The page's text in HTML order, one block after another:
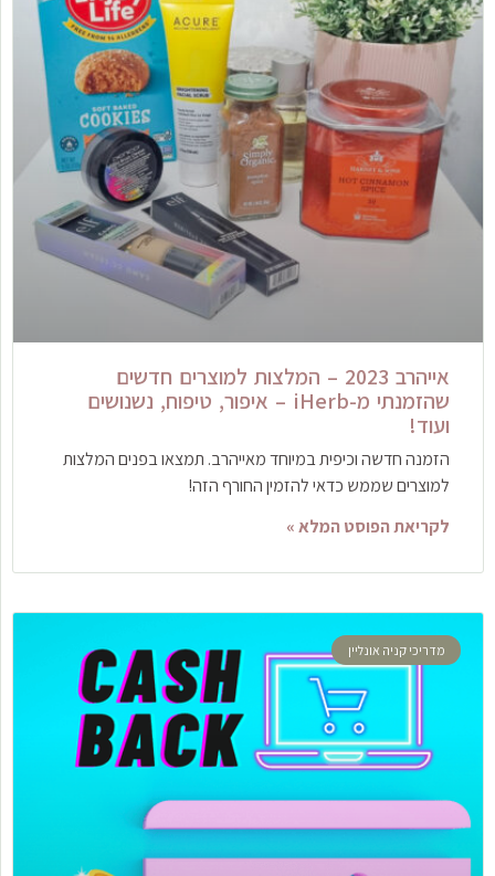
אייהרב 2023 – המלצות למוצרים חדשים
שהזמנתי מ-iHerb – איפור, טיפוח, נשנושים
ועוד!
הזמנה חדשה וכיפית במיוחד מאייהרב. תמצאו בפנים המלצות
למוצרים שממש כדאי להזמין החורף הזה!
לקריאת הפוסט המלא »
מדריכי קניה אונליין